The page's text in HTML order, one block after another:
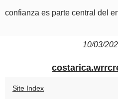
confianza es parte central del
10/03/
Site Index